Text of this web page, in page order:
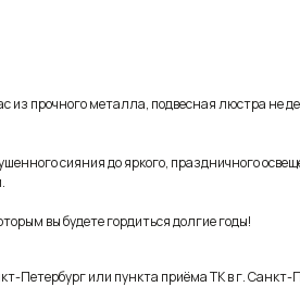
из прочного металла, подвесная люстра не
сияния до яркого, праздничного
вы будете гордиться долгие годы!
Петербург или пункта приёма ТК в г. Санкт-